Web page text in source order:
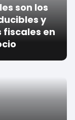
son los
y
fiscales en